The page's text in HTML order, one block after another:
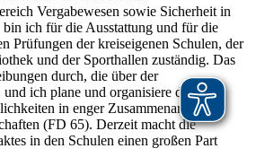
Vergabewesen sowie Sicherheit in
ich für die Ausstattung und für die
Prüfungen der kreiseigenen Schulen, der
und der Sporthallen zuständig. Das
durch, die über der
ich plane und organisiere die
in enger Zusammenarbeit mit
(FD 65). Derzeit macht die
in den Schulen einen großen Part